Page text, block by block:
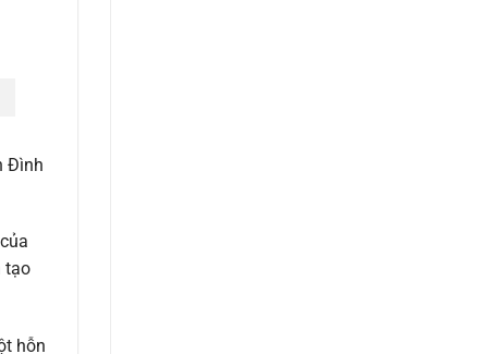
Đình
tạo
hỗn